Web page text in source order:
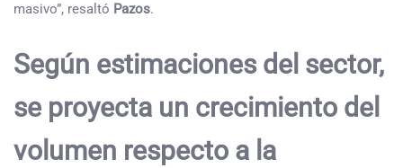
masivo”, resaltó Pazos.
Según estimaciones del sector,
se proyecta un crecimiento del
volumen respecto a la